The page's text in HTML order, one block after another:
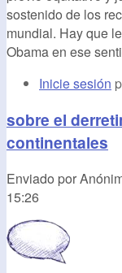
sostenido de los
mundial. Hay que
Obama en ese
Inicie sesión
sobre el
continentales
Enviado por
15:26